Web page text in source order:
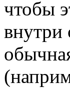
чтобы
внутри